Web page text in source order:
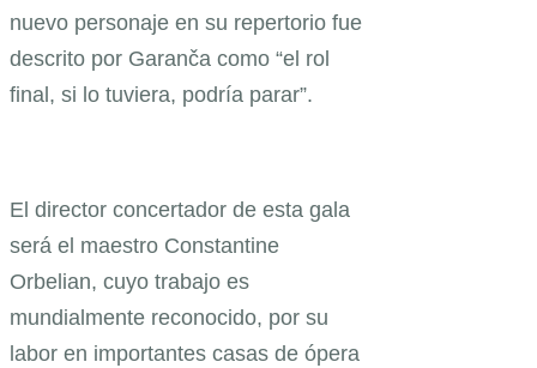
nuevo personaje en su repertorio fue
descrito por Garanča como “el rol
final, si lo tuviera, podría parar”.
El director concertador de esta gala
será el maestro Constantine
Orbelian, cuyo trabajo es
mundialmente reconocido, por su
labor en importantes casas de ópera